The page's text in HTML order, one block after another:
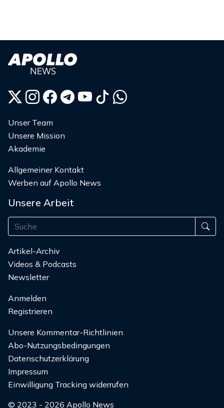
Unser Team
Unsere Mission
Akademie
Allgemeiner Kontakt
Werben auf Apollo News
Unsere Arbeit
Artikel-Archiv
Videos & Podcasts
Newsletter
Anmelden
Registrieren
Unsere Kommentar-Richtlinien
Abo-Nutzungsbedingungen
Datenschutzerklärung
Impressum
Einwilligung Tracking widerrufen
© 2023 - 2026 Apollo News